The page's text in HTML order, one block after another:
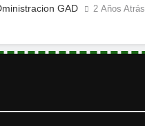
GAD 2 Años Atrás